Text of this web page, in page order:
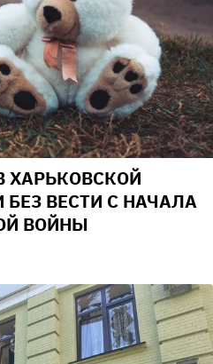
ХАРЬКОВСКОЙ
ВЕСТИ С НАЧАЛА
ВОЙНЫ